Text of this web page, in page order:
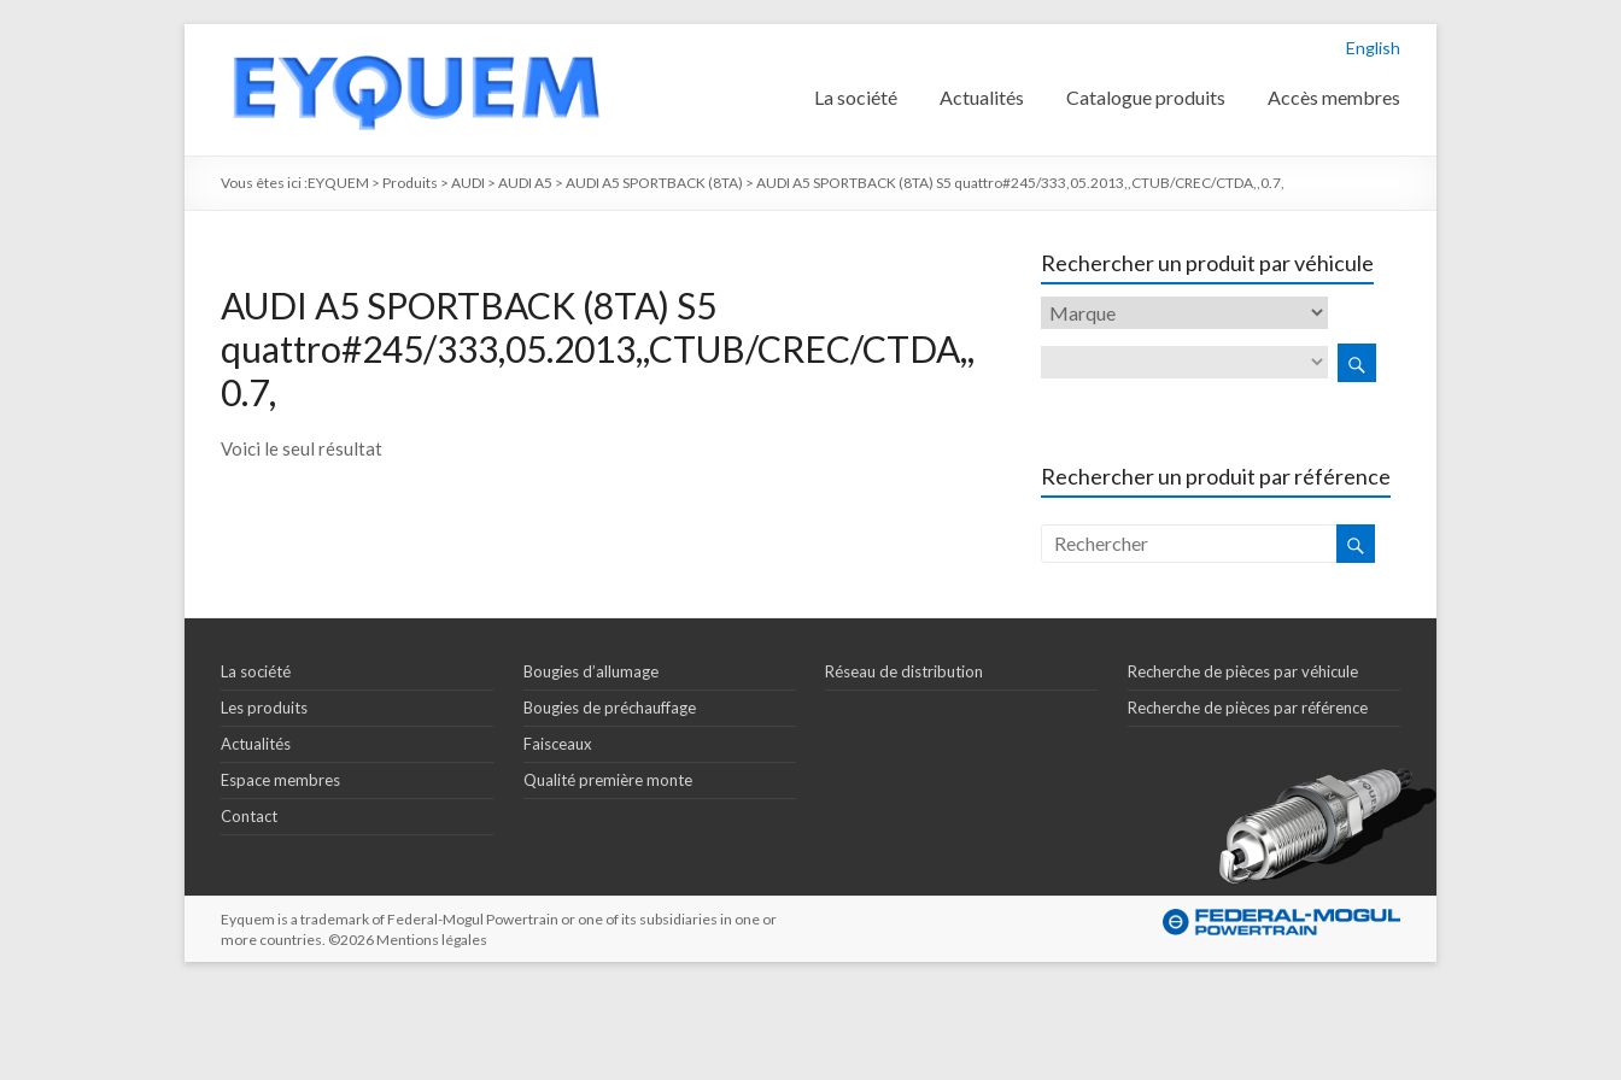
English
La société Actualités Catalogue produits Accès membres
Vous êtes ici :EYQUEM > Produits > AUDI > AUDI A5 > AUDI A5 SPORTBACK (8TA) > AUDI A5 SPORTBACK (8TA) S5 quattro#245/333,05.2013,,CTUB/CREC/CTDA,,0.7,
AUDI A5 SPORTBACK (8TA) S5
quattro#245/333,05.2013,,CTUB/CREC/CTDA,,
0.7,
Voici le seul résultat
Rechercher un produit par véhicule
Rechercher un produit par référence
La société
Les produits
Actualités
Espace membres
Contact
Bougies d’allumage
Bougies de préchauffage
Faisceaux
Qualité première monte
Réseau de distribution
Recherche de pièces par véhicule
Recherche de pièces par référence
Eyquem is a trademark of Federal-Mogul Powertrain or one of its subsidiaries in one or
more countries. ©2026 Mentions légales